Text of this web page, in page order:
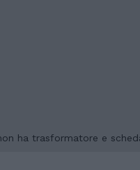
ha trasformatore e